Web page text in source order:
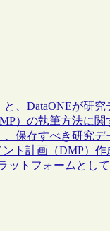
、DataONEが研
）の執筆方法に
保存すべき研究
ト計画（DMP）作
トフォームとして